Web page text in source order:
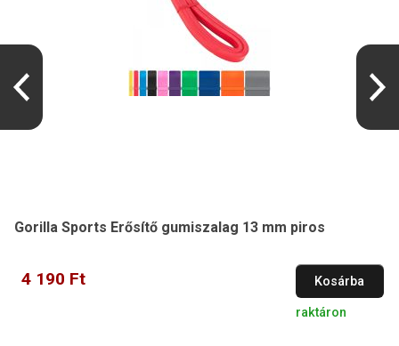
Gorilla Sports Erősítő gumiszalag 13 mm piros
4 190 Ft Kosárba
raktáron